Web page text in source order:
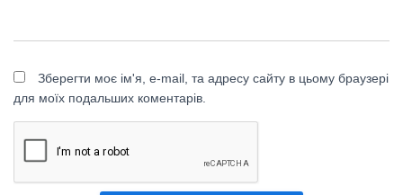
Зберегти моє ім'я, e-mail, та адресу сайту в цьому браузері
для моїх подальших коментарів.